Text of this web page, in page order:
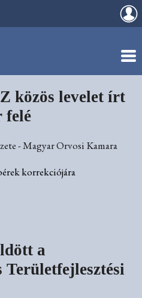
közös levelet írt
felé
- Magyar Orvosi Kamara
korrekciójára
a
Területfejlesztési